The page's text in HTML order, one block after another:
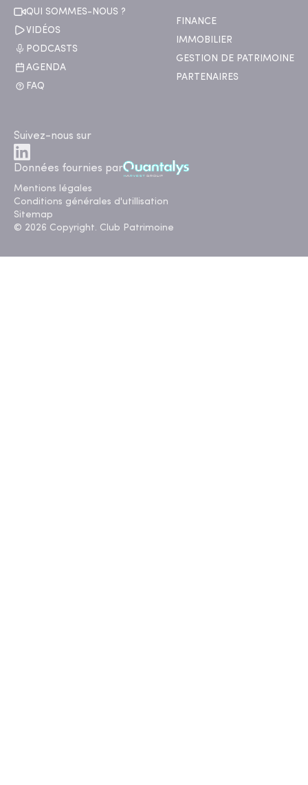
QUI SOMMES-NOUS ?
VIDÉOS
PODCASTS
AGENDA
FAQ
FINANCE
IMMOBILIER
GESTION DE PATRIMOINE
PARTENAIRES
Suivez-nous sur
Données fournies par
Mentions légales
Conditions générales d'utillisation
Sitemap
© 2026 Copyright. Club Patrimoine